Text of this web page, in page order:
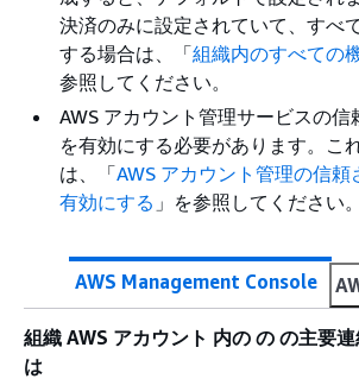
決済のみに設定されていて、すべ
する場合は、「組織内のすべての
参照してください。
AWS アカウント管理サービスの信
を有効にする必要があります。こ
は、「AWS アカウント管理の信
有効にする 」を参照してください。
AWS Management Console
組織 AWS アカウント 内の の の主要
は